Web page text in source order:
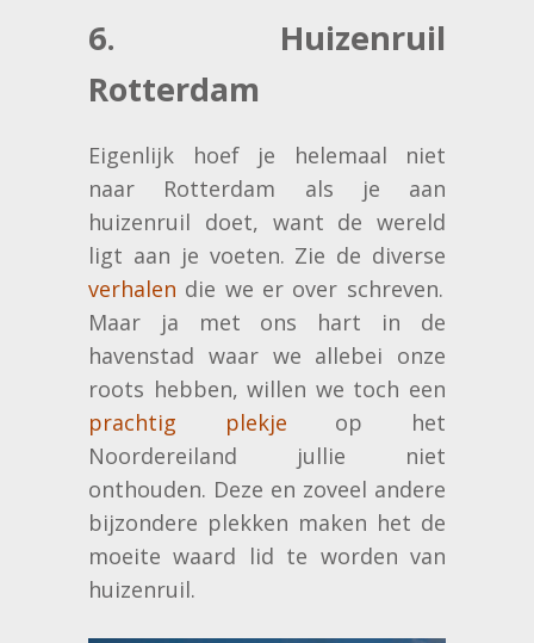
6. Huizenruil
Rotterdam
Eigenlijk hoef je helemaal niet
naar Rotterdam als je aan
huizenruil doet, want de wereld
ligt aan je voeten. Zie de diverse
verhalen die we er over schreven.
Maar ja met ons hart in de
havenstad waar we allebei onze
roots hebben, willen we toch een
prachtig plekje op het
Noordereiland jullie niet
onthouden. Deze en zoveel andere
bijzondere plekken maken het de
moeite waard lid te worden van
huizenruil.